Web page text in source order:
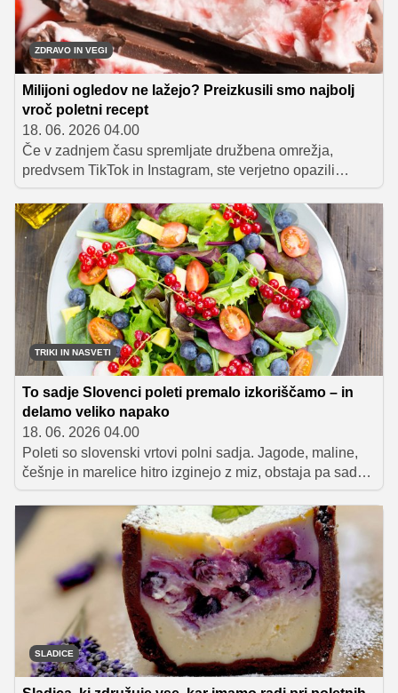
ZDRAVO IN VEGI
Milijoni ogledov ne lažejo? Preizkusili smo najbolj
vroč poletni recept
18. 06. 2026 04.00
Če v zadnjem času spremljate družbena omrežja,
predvsem TikTok in Instagram, ste verjetno opazili
recept, ki je dobesedno preplavil splet. Posnetki
priprave zamrznjenih jogurtovih grižljajev z jagodami in
čokolado zbirajo milijone ogledov, uporabniki pa jih
opisujejo kot popolno poletno sladico in bolj zdravo
alternativo sladoledu.
TRIKI IN NASVETI
To sadje Slovenci poleti premalo izkoriščamo – in
delamo veliko napako
18. 06. 2026 04.00
Poleti so slovenski vrtovi polni sadja. Jagode, maline,
češnje in marelice hitro izginejo z miz, obstaja pa sadež,
ki ga številni še vedno podcenjujejo, čeprav raste skoraj
na vsakem drugem vrtu. Govorimo o ribezu.
SLADICE